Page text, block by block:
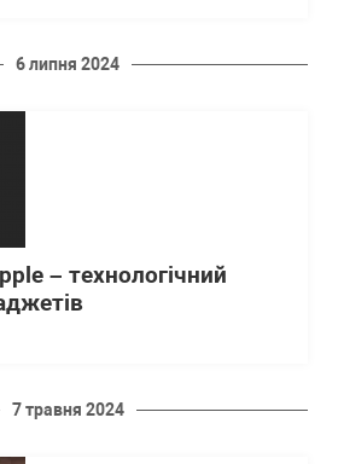
6 липня 2024
– технологічний
7 травня 2024